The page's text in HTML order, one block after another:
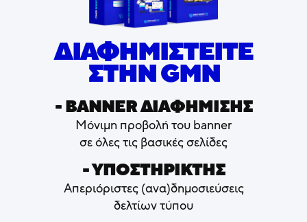
ΔΙΑΦΗΜΙΣΤΕΙΤΕ
ΣΤΗΝ GMN
- ΒΑNNER ΔΙΑΦΗΜΙΣΗΣ
Μόνιμη προβολή του banner
σε όλες τις βασικές σελίδες
- ΥΠΟΣΤΗΡΙΚΤΗΣ
Απεριόριστες (ανα)δημοσιεύσεις
δελτίων τύπου